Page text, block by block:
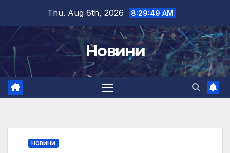
content
Thu. Aug 6th, 2026 8:29:50 AM
Новини
НОВИНИ